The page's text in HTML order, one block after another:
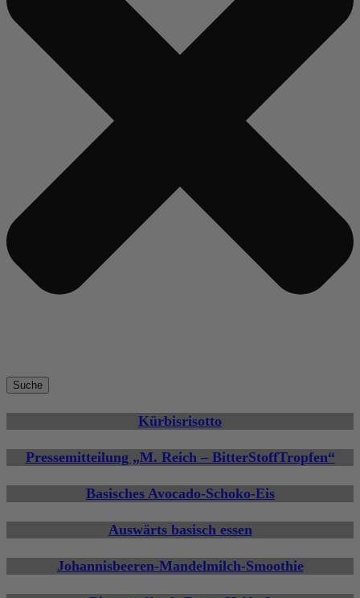
Suche
Kürbisrisotto
Pressemitteilung „M. Reich – BitterStoffTropfen“
Basisches Avocado-Schoko-Eis
Auswärts basisch essen
Johannisbeeren-Mandelmilch-Smoothie